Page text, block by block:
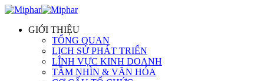
GIỚI THIỆU
TỔNG QUAN
LỊCH SỬ PHÁT TRIỂN
LĨNH VỰC KINH DOANH
TẦM NHÌN & VĂN HÓA